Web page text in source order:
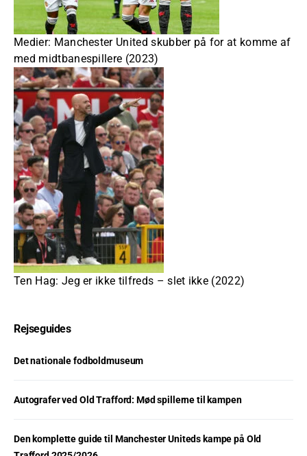
Medier: Manchester United skubber på for at komme af
med midtbanespillere (2023)
Ten Hag: Jeg er ikke tilfreds – slet ikke (2022)
Rejseguides
Det nationale fodboldmuseum
Autografer ved Old Trafford: Mød spillerne til kampen
Den komplette guide til Manchester Uniteds kampe på Old